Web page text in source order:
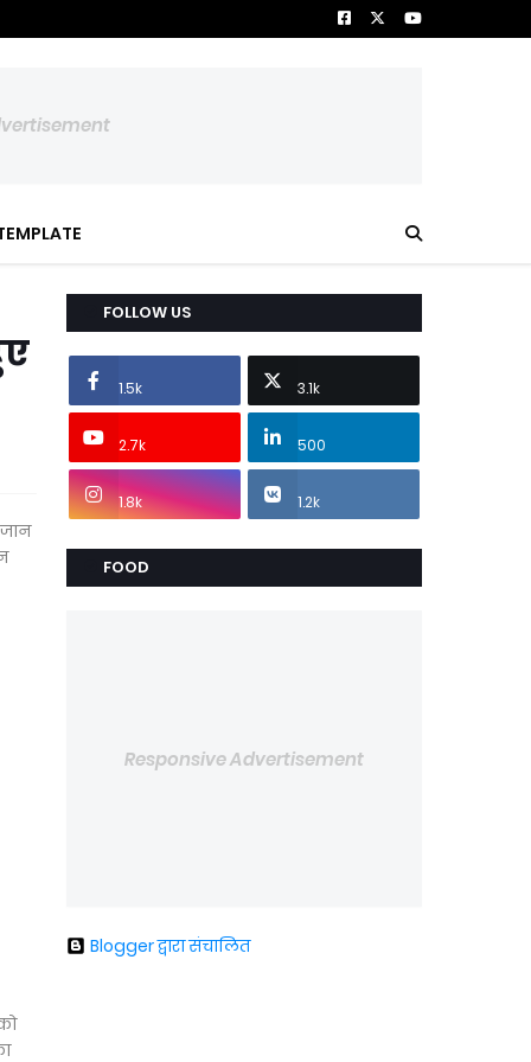
FOLLOW US
1.5k 3.1k
2.7k 500
1.8k 1.2k
FOOD
Responsive Advertisement
Blogger द्वारा संचालित